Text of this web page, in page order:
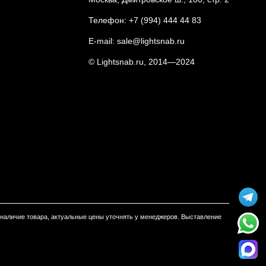
Телефон: +7 (994) 444 44 83
E-mail: sale@lightsnab.ru
© Lightsnab.ru, 2014—2024
товара, актуальные цены уточнять у менеджеров. Выставление